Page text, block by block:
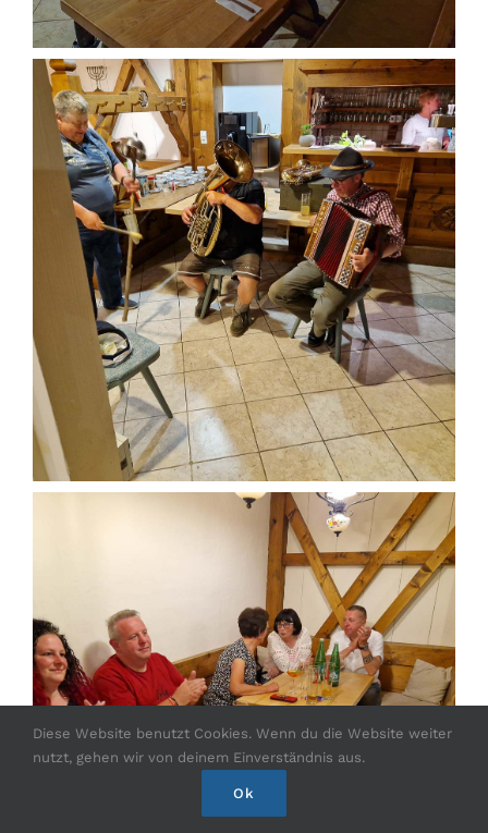
Diese Website benutzt Cookies. Wenn du die Website weiter
nutzt, gehen wir von deinem Einverständnis aus.
Ok